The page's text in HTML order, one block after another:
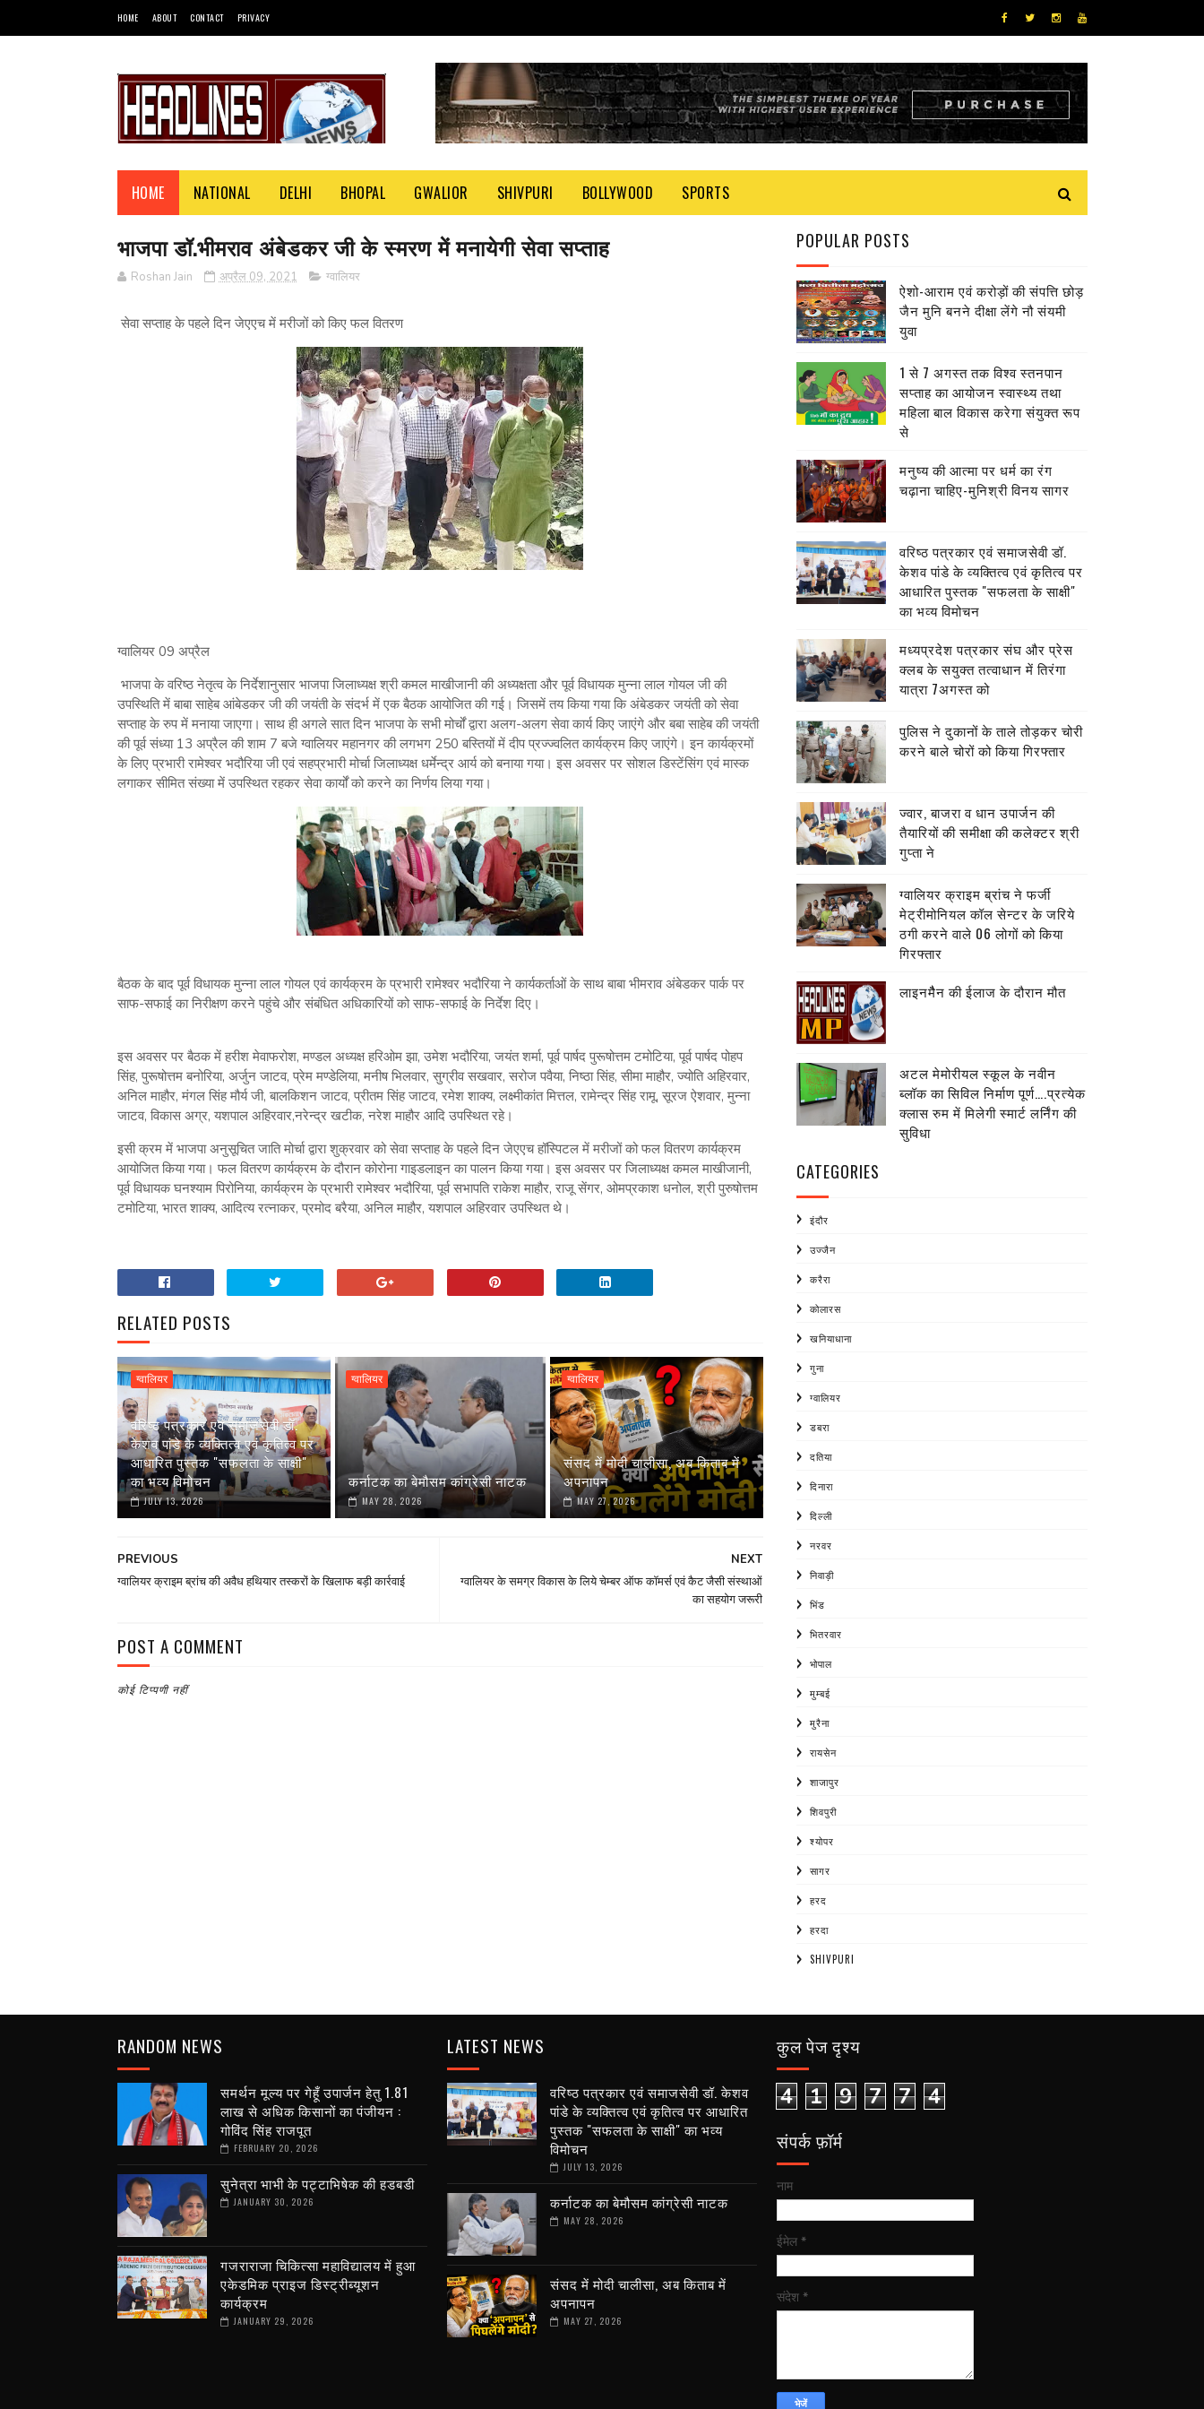
HOME ABOUT CONTACT PRIVACY
HOME NATIONAL DELHI BHOPAL GWALIOR SHIVPURI BOLLYWOOD SPORTS
भाजपा डॉ.भीमराव अंबेडकर जी के स्मरण में मनायेगी सेवा सप्ताह
Roshan Jain अप्रैल 09, 2021 ग्वालियर
सेवा सप्ताह के पहले दिन जेएएच में मरीजों को किए फल वितरण
ग्वालियर 09 अप्रैल
भाजपा के वरिष्ठ नेतृत्व के निर्देशानुसार भाजपा जिलाध्यक्ष श्री कमल माखीजानी की अध्यक्षता और पूर्व विधायक मुन्ना लाल गोयल जी की
उपस्थिति में बाबा साहेब आंबेडकर जी की जयंती के संदर्भ में एक बैठक आयोजित की गई। जिसमें तय किया गया कि अंबेडकर जयंती को सेवा
सप्ताह के रुप में मनाया जाएगा। साथ ही अगले सात दिन भाजपा के सभी मोर्चों द्वारा अलग-अलग सेवा कार्य किए जाएंगे और बबा साहेब की जयंती
की पूर्व संध्या 13 अप्रैल की शाम 7 बजे ग्वालियर महानगर की लगभग 250 बस्तियों में दीप प्रज्ज्वलित कार्यक्रम किए जाएंगे। इन कार्यक्रमों
के लिए प्रभारी रामेश्वर भदौरिया जी एवं सहप्रभारी मोर्चा जिलाध्यक्ष धर्मेन्द्र आर्य को बनाया गया। इस अवसर पर सोशल डिस्टेंसिंग एवं मास्क
लगाकर सीमित संख्या में उपस्थित रहकर सेवा कार्यों को करने का निर्णय लिया गया।
बैठक के बाद पूर्व विधायक मुन्ना लाल गोयल एवं कार्यक्रम के प्रभारी रामेश्वर भदौरिया ने कार्यकर्ताओं के साथ बाबा भीमराव अंबेडकर पार्क पर
साफ-सफाई का निरीक्षण करने पहुंचे और संबंधित अधिकारियों को साफ-सफाई के निर्देश दिए।
इस अवसर पर बैठक में हरीश मेवाफरोश, मण्डल अध्यक्ष हरिओम झा, उमेश भदौरिया, जयंत शर्मा, पूर्व पार्षद पुरूषोत्तम टमोटिया, पूर्व पार्षद पोहप
सिंह, पुरूषोत्तम बनोरिया, अर्जुन जाटव, प्रेम मण्डेलिया, मनीष भिलवार, सुग्रीव सखवार, सरोज पवैया, निष्ठा सिंह, सीमा माहौर, ज्योति अहिरवार,
अनिल माहौर, मंगल सिंह मौर्य जी, बालकिशन जाटव, प्रीतम सिंह जाटव, रमेश शाक्य, लक्ष्मीकांत मित्तल, रामेन्द्र सिंह रामू, सूरज ऐशवार, मुन्ना
जाटव, विकास अग्र, यशपाल अहिरवार,नरेन्द्र खटीक, नरेश माहौर आदि उपस्थित रहे।
इसी क्रम में भाजपा अनुसूचित जाति मोर्चा द्वारा शुक्रवार को सेवा सप्ताह के पहले दिन जेएएच हॉस्पिटल में मरीजों को फल वितरण कार्यक्रम
आयोजित किया गया। फल वितरण कार्यक्रम के दौरान कोरोना गाइडलाइन का पालन किया गया। इस अवसर पर जिलाध्यक्ष कमल माखीजानी,
पूर्व विधायक घनश्याम पिरोनिया, कार्यक्रम के प्रभारी रामेश्वर भदौरिया, पूर्व सभापति राकेश माहौर, राजू सेंगर, ओमप्रकाश धनोल, श्री पुरुषोत्तम
टमोटिया, भारत शाक्य, आदित्य रत्नाकर, प्रमोद बरैया, अनिल माहौर, यशपाल अहिरवार उपस्थित थे।
RELATED POSTS
ग्वालियर
वरिष्ठ पत्रकार एवं समाजसेवी डॉ.
केशव पांडे के व्यक्तित्व एवं कृतित्व पर
आधारित पुस्तक "सफलता के साक्षी"
का भव्य विमोचन
JULY 13, 2026
ग्वालियर
कर्नाटक का बेमौसम कांग्रेसी नाटक
MAY 28, 2026
ग्वालियर
संसद में मोदी चालीसा, अब किताब में
अपनापन
MAY 27, 2026
NEXT
ग्वालियर के समग्र विकास के लिये चेम्बर ऑफ कॉमर्स एवं कैट जैसी संस्थाओं
का सहयोग जरूरी
PREVIOUS
ग्वालियर क्राइम ब्रांच की अवैध हथियार तस्करों के खिलाफ बड़ी कार्रवाई
POST A COMMENT
कोई टिप्पणी नहीं
POPULAR POSTS
ऐशो-आराम एवं करोड़ों की संपत्ति छोड़
जैन मुनि बनने दीक्षा लेंगे नौ संयमी
युवा
1 से 7 अगस्त तक विश्व स्तनपान
सप्ताह का आयोजन स्वास्थ्य तथा
महिला बाल विकास करेगा संयुक्त रूप
से
मनुष्य की आत्मा पर धर्म का रंग
चढ़ाना चाहिए-मुनिश्री विनय सागर
वरिष्ठ पत्रकार एवं समाजसेवी डॉ.
केशव पांडे के व्यक्तित्व एवं कृतित्व पर
आधारित पुस्तक "सफलता के साक्षी"
का भव्य विमोचन
मध्यप्रदेश पत्रकार संघ और प्रेस
क्लब के सयुक्त तत्वाधान में तिरंगा
यात्रा 7अगस्त को
पुलिस ने दुकानों के ताले तोड़कर चोरी
करने बाले चोरों को किया गिरफ्तार
ज्वार, बाजरा व धान उपार्जन की
तैयारियों की समीक्षा की कलेक्टर श्री
गुप्ता ने
ग्वालियर क्राइम ब्रांच ने फर्जी
मेट्रीमोनियल कॉल सेन्टर के जरिये
ठगी करने वाले 06 लोगों को किया
गिरफ्तार
लाइनमैैन की ईलाज के दौरान मौत
अटल मेमोरीयल स्कूल के नवीन
ब्लॉक का सिविल निर्माण पूर्ण….प्रत्येक
क्लास रुम में मिलेगी स्मार्ट लर्निंग की
सुविधा
CATEGORIES
इंदौर
उज्जैन
करैरा
कोलारस
खनियाधाना
गुना
ग्वालियर
डबरा
दतिया
दिनारा
दिल्ली
नरवर
निवाड़ी
भिंड
भितरवार
भोपाल
मुम्बई
मुरैना
रायसेन
शाजापुर
शिवपुरी
श्योपर
सागर
हरद
हरदा
SHIVPURI
RANDOM NEWS
समर्थन मूल्य पर गेहूँ उपार्जन हेतु 1.81
लाख से अधिक किसानों का पंजीयन :
गोविंद सिंह राजपूत
FEBRUARY 20, 2026
सुनेत्रा भाभी के पट्टाभिषेक की हडबडी
JANUARY 30, 2026
गजराराजा चिकित्सा महाविद्यालय में हुआ
एकेडमिक प्राइज डिस्ट्रीब्यूशन
कार्यक्रम
JANUARY 29, 2026
LATEST NEWS
वरिष्ठ पत्रकार एवं समाजसेवी डॉ. केशव
पांडे के व्यक्तित्व एवं कृतित्व पर आधारित
पुस्तक "सफलता के साक्षी" का भव्य
विमोचन
JULY 13, 2026
कर्नाटक का बेमौसम कांग्रेसी नाटक
MAY 28, 2026
संसद में मोदी चालीसा, अब किताब में
अपनापन
MAY 27, 2026
कुल पेज दृश्य
4 1 9 7 7 4
संपर्क फ़ॉर्म
नाम
ईमेल *
संदेश *